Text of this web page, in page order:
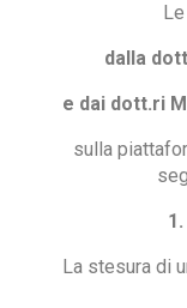
dalla
e dai dott.ri
sulla
La stesura di